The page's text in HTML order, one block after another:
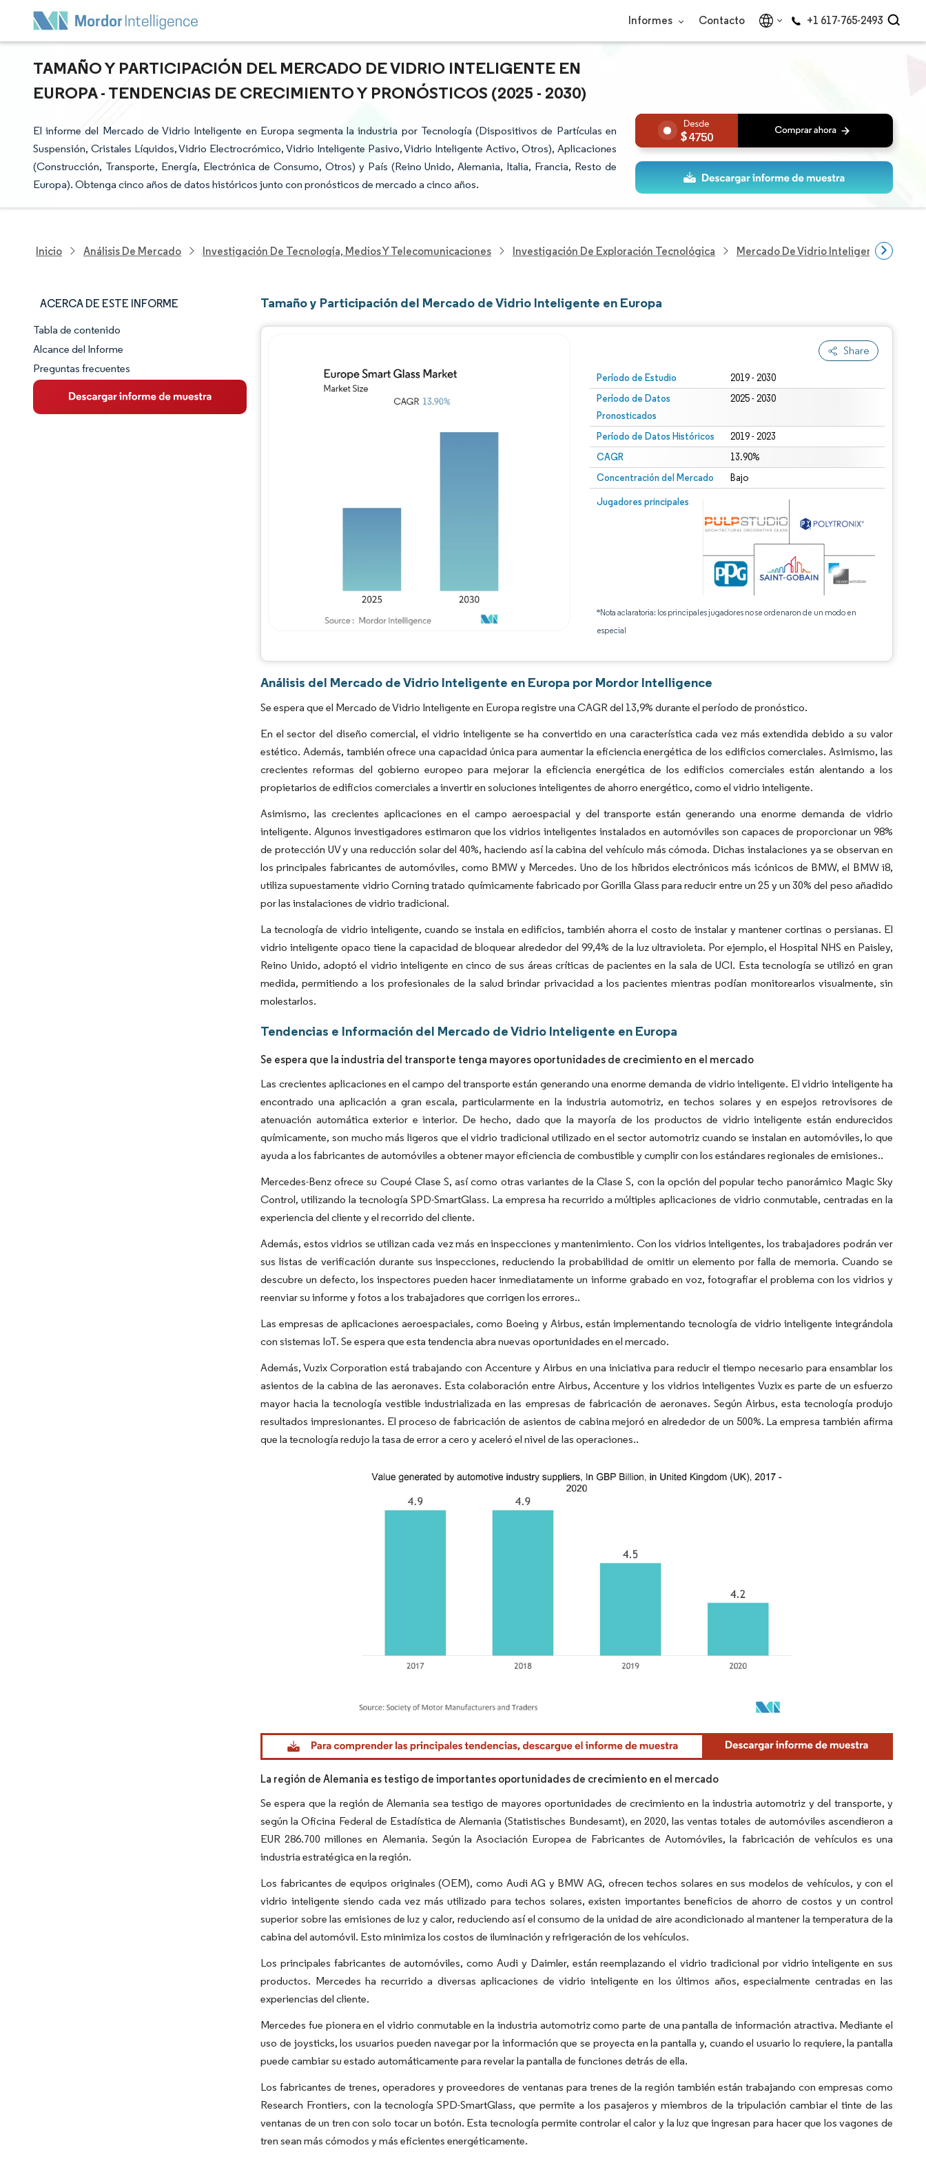
Informes Contacto +1 617-765-2493
TAMAÑO Y PARTICIPACIÓN DEL MERCADO DE VIDRIO INTELIGENTE EN
EUROPA - TENDENCIAS DE CRECIMIENTO Y PRONÓSTICOS (2025 - 2030)
El informe del Mercado de Vidrio Inteligente en Europa segmenta la industria por Tecnología (Dispositivos de Partículas en
Suspensión, Cristales Líquidos, Vidrio Electrocrómico, Vidrio Inteligente Pasivo, Vidrio Inteligente Activo, Otros), Aplicaciones
(Construcción, Transporte, Energía, Electrónica de Consumo, Otros) y País (Reino Unido, Alemania, Italia, Francia, Resto de
Europa). Obtenga cinco años de datos históricos junto con pronósticos de mercado a cinco años.
4750
Inicio Análisis De Mercado Investigación De Tecnología, Medios Y Telecomunicaciones Investigación De Exploración Tecnológica Mercado De Vidrio Inteligente En
ACERCA DE ESTE INFORME
Panorama del Mercado
Visión General del Mercado
Tendencias Principales del Mercado
Tabla de contenido
Alcance del Informe
Preguntas frecuentes
Tamaño y Participación del Mercado de Vidrio Inteligente en Europa
Share
Período de Estudio 2019 - 2030
Período de Datos
Pronosticados
2025 - 2030
Período de Datos Históricos 2019 - 2023
CAGR 13.90%
Concentración del Mercado Bajo
Jugadores principales
*Nota aclaratoria: los principales jugadores no se ordenaron de un modo en
especial
Análisis del Mercado de Vidrio Inteligente en Europa por Mordor Intelligence
Se espera que el Mercado de Vidrio Inteligente en Europa registre una CAGR del 13,9% durante el período de pronóstico.
En el sector del diseño comercial, el vidrio inteligente se ha convertido en una característica cada vez más extendida debido a su valor
estético. Además, también ofrece una capacidad única para aumentar la eficiencia energética de los edificios comerciales. Asimismo, las
crecientes reformas del gobierno europeo para mejorar la eficiencia energética de los edificios comerciales están alentando a los
propietarios de edificios comerciales a invertir en soluciones inteligentes de ahorro energético, como el vidrio inteligente.
Asimismo, las crecientes aplicaciones en el campo aeroespacial y del transporte están generando una enorme demanda de vidrio
inteligente. Algunos investigadores estimaron que los vidrios inteligentes instalados en automóviles son capaces de proporcionar un 98%
de protección UV y una reducción solar del 40%, haciendo así la cabina del vehículo más cómoda. Dichas instalaciones ya se observan en
los principales fabricantes de automóviles, como BMW y Mercedes. Uno de los híbridos electrónicos más icónicos de BMW, el BMW i8,
utiliza supuestamente vidrio Corning tratado químicamente fabricado por Gorilla Glass para reducir entre un 25 y un 30% del peso añadido
por las instalaciones de vidrio tradicional.
La tecnología de vidrio inteligente, cuando se instala en edificios, también ahorra el costo de instalar y mantener cortinas o persianas. El
vidrio inteligente opaco tiene la capacidad de bloquear alrededor del 99,4% de la luz ultravioleta. Por ejemplo, el Hospital NHS en Paisley,
Reino Unido, adoptó el vidrio inteligente en cinco de sus áreas críticas de pacientes en la sala de UCI. Esta tecnología se utilizó en gran
medida, permitiendo a los profesionales de la salud brindar privacidad a los pacientes mientras podían monitorearlos visualmente, sin
molestarlos.
Tendencias e Información del Mercado de Vidrio Inteligente en Europa
Se espera que la industria del transporte tenga mayores oportunidades de crecimiento en el mercado
Las crecientes aplicaciones en el campo del transporte están generando una enorme demanda de vidrio inteligente. El vidrio inteligente ha
encontrado una aplicación a gran escala, particularmente en la industria automotriz, en techos solares y en espejos retrovisores de
atenuación automática exterior e interior. De hecho, dado que la mayoría de los productos de vidrio inteligente están endurecidos
químicamente, son mucho más ligeros que el vidrio tradicional utilizado en el sector automotriz cuando se instalan en automóviles, lo que
ayuda a los fabricantes de automóviles a obtener mayor eficiencia de combustible y cumplir con los estándares regionales de emisiones.​.
Mercedes-Benz ofrece su Coupé Clase S, así como otras variantes de la Clase S, con la opción del popular techo panorámico Magic Sky
Control, utilizando la tecnología SPD-SmartGlass. La empresa ha recurrido a múltiples aplicaciones de vidrio conmutable, centradas en la
experiencia del cliente y el recorrido del cliente.
Además, estos vidrios se utilizan cada vez más en inspecciones y mantenimiento. Con los vidrios inteligentes, los trabajadores podrán ver
sus listas de verificación durante sus inspecciones, reduciendo la probabilidad de omitir un elemento por falla de memoria. Cuando se
descubre un defecto, los inspectores pueden hacer inmediatamente un informe grabado en voz, fotografiar el problema con los vidrios y
reenviar su informe y fotos a los trabajadores que corrigen los errores.​.
Las empresas de aplicaciones aeroespaciales, como Boeing y Airbus, están implementando tecnología de vidrio inteligente integrándola
con sistemas IoT. Se espera que esta tendencia abra nuevas oportunidades en el mercado.
Además, Vuzix Corporation está trabajando con Accenture y Airbus en una iniciativa para reducir el tiempo necesario para ensamblar los
asientos de la cabina de las aeronaves. Esta colaboración entre Airbus, Accenture y los vidrios inteligentes Vuzix es parte de un esfuerzo
mayor hacia la tecnología vestible industrializada en las empresas de fabricación de aeronaves.​ Según Airbus, esta tecnología produjo
resultados impresionantes. El proceso de fabricación de asientos de cabina mejoró en alrededor de un 500%. La empresa también afirma
que la tecnología redujo la tasa de error a cero y aceleró el nivel de las operaciones.​.
Imagen © Mordor Intelligence. El uso requiere atribución según CC BY 4.0.
La región de Alemania es testigo de importantes oportunidades de crecimiento en el mercado
Se espera que la región de Alemania sea testigo de mayores oportunidades de crecimiento en la industria automotriz y del transporte, y
según la Oficina Federal de Estadística de Alemania (Statistisches Bundesamt), en 2020, las ventas totales de automóviles ascendieron a
EUR 286.700 millones en Alemania. Según la Asociación Europea de Fabricantes de Automóviles, la fabricación de vehículos es una
industria estratégica en la región.
Los fabricantes de equipos originales (OEM), como Audi AG y BMW AG, ofrecen techos solares en sus modelos de vehículos, y con el
vidrio inteligente siendo cada vez más utilizado para techos solares, existen importantes beneficios de ahorro de costos y un control
superior sobre las emisiones de luz y calor, reduciendo así el consumo de la unidad de aire acondicionado al mantener la temperatura de la
cabina del automóvil. Esto minimiza los costos de iluminación y refrigeración de los vehículos.
Los principales fabricantes de automóviles, como Audi y Daimler, están reemplazando el vidrio tradicional por vidrio inteligente en sus
productos. Mercedes ha recurrido a diversas aplicaciones de vidrio inteligente en los últimos años, especialmente centradas en las
experiencias del cliente.
Mercedes fue pionera en el vidrio conmutable en la industria automotriz como parte de una pantalla de información atractiva. Mediante el
uso de joysticks, los usuarios pueden navegar por la información que se proyecta en la pantalla y, cuando el usuario lo requiere, la pantalla
puede cambiar su estado automáticamente para revelar la pantalla de funciones detrás de ella.
Los fabricantes de trenes, operadores y proveedores de ventanas para trenes de la región también están trabajando con empresas como
Research Frontiers, con la tecnología SPD-SmartGlass, que permite a los pasajeros y miembros de la tripulación cambiar el tinte de las
ventanas de un tren con solo tocar un botón. Esta tecnología permite controlar el calor y la luz que ingresan para hacer que los vagones de
tren sean más cómodos y más eficientes energéticamente.